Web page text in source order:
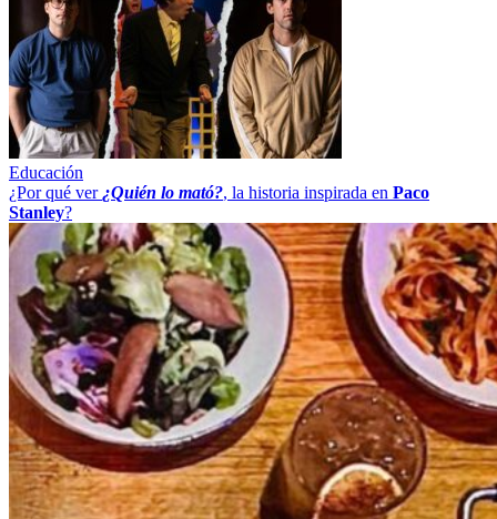
Educación
¿Por qué ver ¿Quién lo mató?, la historia inspirada en Paco
Stanley?